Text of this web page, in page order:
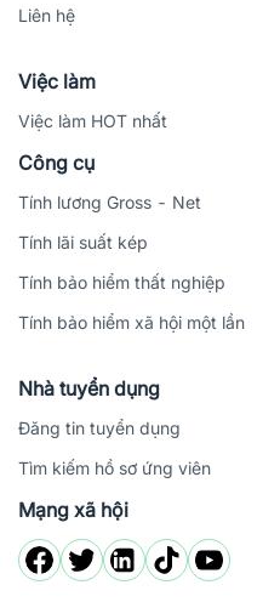
Liên hệ
Việc làm
Việc làm HOT nhất
Công cụ
Tính lương Gross - Net
Tính lãi suất kép
Tính bảo hiểm thất nghiệp
Tính bảo hiểm xã hội một lần
Nhà tuyển dụng
Đăng tin tuyển dụng
Tìm kiếm hồ sơ ứng viên
Mạng xã hội